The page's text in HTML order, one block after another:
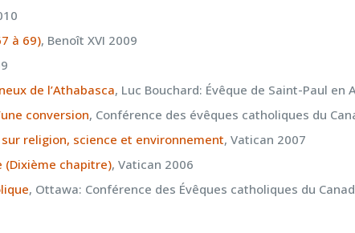
à 69), Benoît XVI 2009
de l’Athabasca, Luc Bouchard: Évêque de Saint-Paul en
conversion, Conférence des évêques catholiques du
religion, science et environnement, Vatican 2007
(Dixième chapitre), Vatican 2006
, Ottawa: Conférence des Évêques catholiques du